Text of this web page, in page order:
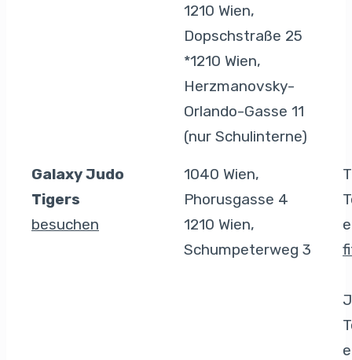
1210 Wien,
Dopschstraße 25
*1210 Wien,
Herzmanovsky-
Orlando-Gasse 11
(nur Schulinterne)
Galaxy Judo
Tigers
besuchen
1040 Wien,
Phorusgasse 4
1210 Wien,
Schumpeterweg 3